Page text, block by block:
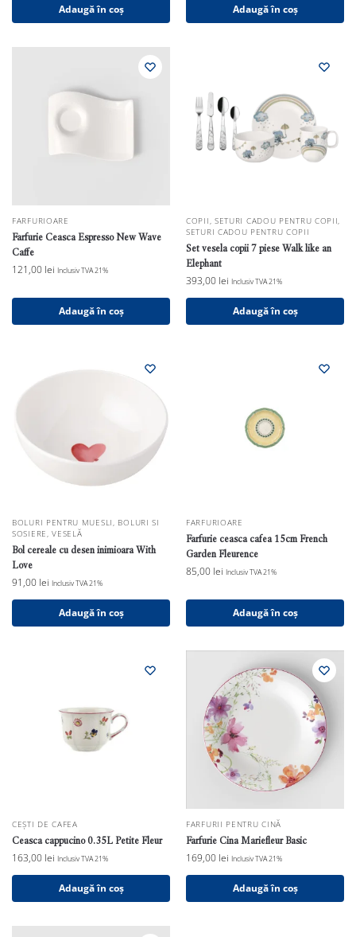
Adaugă în coș Adaugă în coș
FARFURIOARE
Farfurie Ceasca Espresso New Wave
Caffe
121,00 lei Inclusiv TVA 21%
Adaugă în coș
COPII, SETURI CADOU PENTRU COPII,
SETURI CADOU PENTRU COPII
Set vesela copii 7 piese Walk like an
Elephant
393,00 lei Inclusiv TVA 21%
Adaugă în coș
BOLURI PENTRU MUESLI, BOLURI SI
SOSIERE,VESELĂ
Bol cereale cu desen inimioara With
Love
91,00 lei Inclusiv TVA 21%
Adaugă în coș
FARFURIOARE
Farfurie ceasca cafea 15cm French
Garden Fleurence
85,00 lei Inclusiv TVA 21%
Adaugă în coș
CEȘTI DE CAFEA
Ceasca cappucino 0.35L Petite Fleur
163,00 lei Inclusiv TVA 21%
Adaugă în coș
FARFURII PENTRU CINĂ
Farfurie Cina Mariefleur Basic
169,00 lei Inclusiv TVA 21%
Adaugă în coș